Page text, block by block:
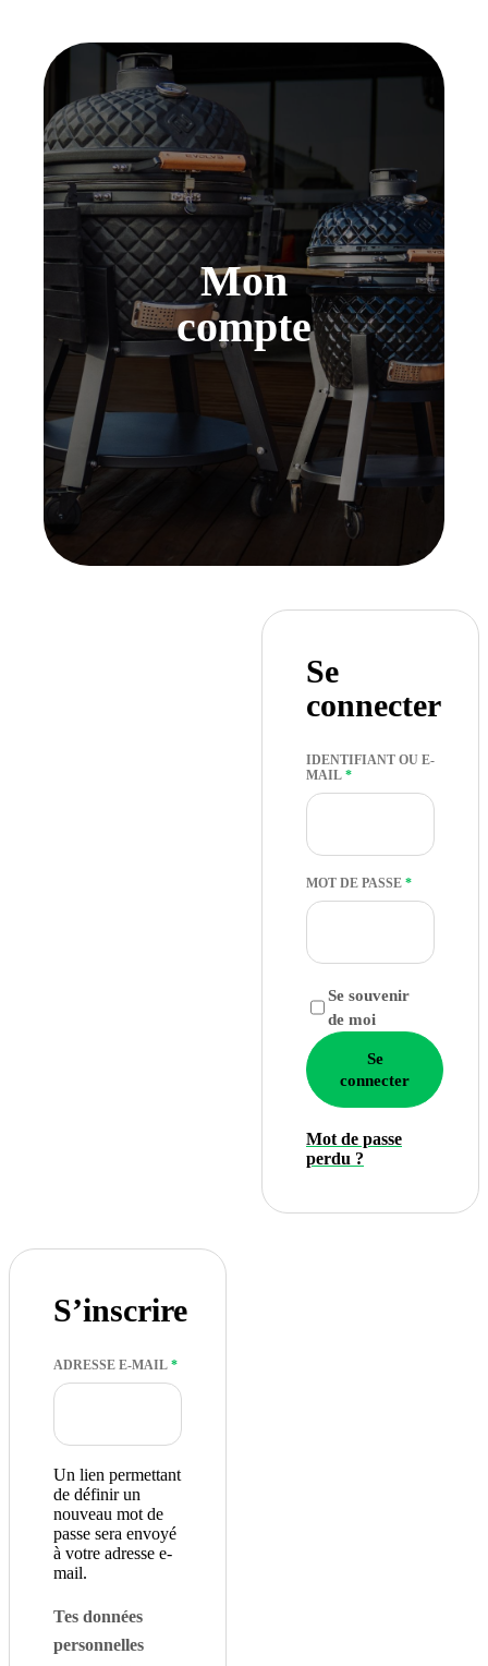
Mon
compte
Se
connecter
IDENTIFIANT OU E-
MAIL *OBLIGATOIRE
MOT DE PASSE *
Se souvenir
de moi
Se
connecter
Mot de passe
perdu ?
S’inscrire
ADRESSE E-MAIL *OBLIGATOIRE
Un lien permettant
de définir un
nouveau mot de
passe sera envoyé
à votre adresse e-
mail.
Tes données
personnelles